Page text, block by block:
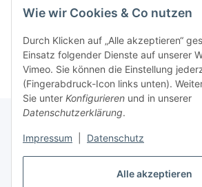
Alle akzeptieren
Wie wir Cookies & Co nutzen
Durch Klicken auf „Alle akzeptieren“
Einsatz folgender Dienste auf unserer
Vimeo. Sie können die Einstellung
(Fingerabdruck-Icon links unten).
Sie unter Konfigurieren und in unserer
Datenschutzerklärung.
Impressum Datenschutz